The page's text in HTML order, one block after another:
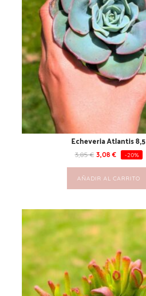
Echeveria Atlantis 8,5
3,85€ 3,08 € -20%
AÑADIR AL CARRITO